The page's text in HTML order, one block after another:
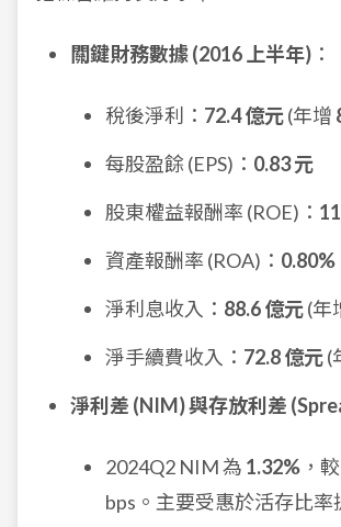
關鍵財務數據 (2016 上半年) ：
稅後淨利： 72.4 億元(年增
每股盈餘 (EPS)： 0.83 元
股東權益報酬率 (ROE)：
資產報酬率 (ROA)： 0.80%
淨利息收入： 88.6 億元(年
淨手續費收入： 72.8 億元(
淨利差 (NIM) 與存放利差
2024Q2 NIM 為 1.32% ，
bps。主要受惠於活存比率